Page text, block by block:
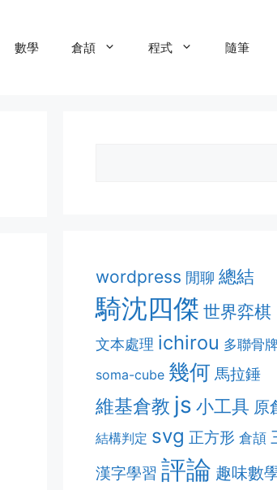
數學 倉頡 程式 隨筆
wordpress 閒聊 總結
騎沈四傑 世界弈棋
文本處理 ichirou 多聯骨
soma-cube 幾何 馬拉錘
維基倉教 js 小工具 原
結構判定 svg 正方形 倉頡
漢字學習 評論 趣味數